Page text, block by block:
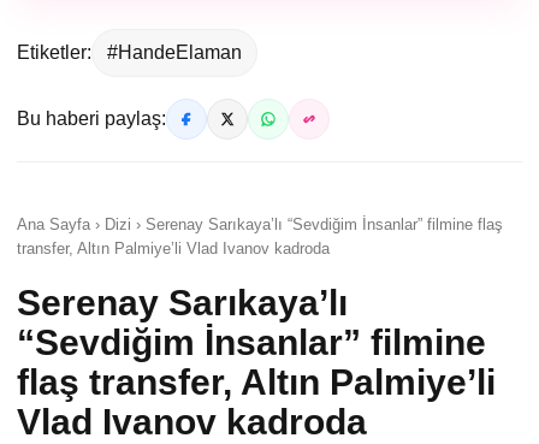
Etiketler: #HandeElaman
Bu haberi paylaş:
Ana Sayfa › Dizi › Serenay Sarıkaya’lı “Sevdiğim İnsanlar” filmine flaş
transfer, Altın Palmiye’li Vlad Ivanov kadroda
Serenay Sarıkaya’lı
“Sevdiğim İnsanlar” filmine
flaş transfer, Altın Palmiye’li
Vlad Ivanov kadroda